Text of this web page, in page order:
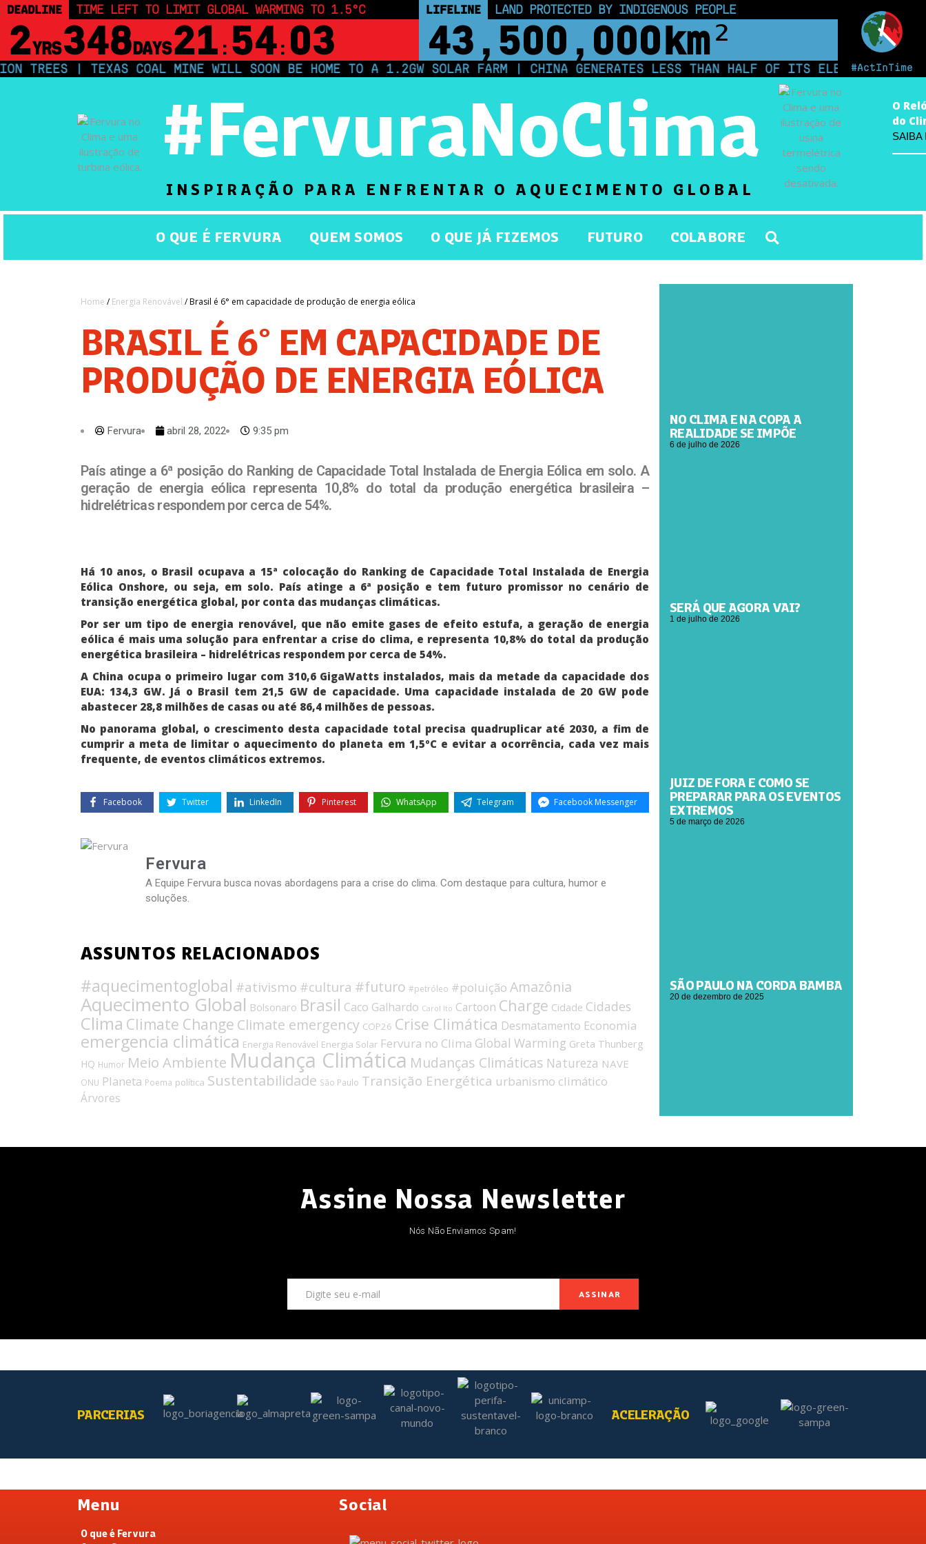
#ActInTime
DEADLINE TIME LEFT TO LIMIT GLOBAL WARMING TO 1.5°C
2YRS348DAYS21 : 54 : 03
LIFELINE LAND PROTECTED BY INDIGENOUS PEOPLE
43,500,000km²
| TEXAS COAL MINE WILL SOON BE HOME TO A 1.2GW SOLAR FARM | CHINA GENERATES LESS THAN HALF OF ITS ELECTRICITY
#FervuraNoClima
INSPIRAÇÃO PARA ENFRENTAR O AQUECIMENTO GLOBAL
O
do
SAIBA
O QUE É FERVURA QUEM SOMOS O QUE JÁ FIZEMOS FUTURO COLABORE
Home /Energia Renovável / Brasil é 6° em capacidade de produção de energia eólica
BRASIL É 6° EM CAPACIDADE DE
PRODUÇÃO DE ENERGIA EÓLICA
Fervura abril 28, 2022 9:35 pm
País atinge a 6ª posição do Ranking de Capacidade Total Instalada de Energia Eólica em solo. A
geração de energia eólica representa 10,8% do total da produção energética brasileira –
hidrelétricas respondem por cerca de 54%.
Há 10 anos, o Brasil ocupava a 15ª colocação do Ranking de Capacidade Total Instalada de Energia
Eólica Onshore, ou seja, em solo. País atinge a 6ª posição e tem futuro promissor no cenário de
transição energética global, por conta das mudanças climáticas.
Por ser um tipo de energia renovável, que não emite gases de efeito estufa, a geração de energia
eólica é mais uma solução para enfrentar a crise do clima, e representa 10,8% do total da produção
energética brasileira – hidrelétricas respondem por cerca de 54%.
A China ocupa o primeiro lugar com 310,6 GigaWatts instalados, mais da metade da capacidade dos
EUA: 134,3 GW. Já o Brasil tem 21,5 GW de capacidade. Uma capacidade instalada de 20 GW pode
abastecer 28,8 milhões de casas ou até 86,4 milhões de pessoas.
No panorama global, o crescimento desta capacidade total precisa quadruplicar até 2030, a fim de
cumprir a meta de limitar o aquecimento do planeta em 1,5ºC e evitar a ocorrência, cada vez mais
frequente, de eventos climáticos extremos.
Facebook Twitter LinkedIn Pinterest WhatsApp Telegram Facebook Messenger
Fervura
A Equipe Fervura busca novas abordagens para a crise do clima. Com destaque para cultura, humor e
soluções.
ASSUNTOS RELACIONADOS
#aquecimentoglobal #ativismo #cultura #futuro #petróleo #poluição Amazônia
Aquecimento Global Bolsonaro Brasil Caco Galhardo Carol Ito Cartoon Charge Cidade Cidades
Clima Climate Change Climate emergency COP26 Crise Climática Desmatamento Economia
emergencia climática Energia Renovável Energia Solar Fervura no Clima Global Warming Greta Thunberg
HQ Humor Meio Ambiente Mudança Climática Mudanças Climáticas Natureza NAVE
ONU Planeta Poema política Sustentabilidade São Paulo Transição Energética urbanismo climático
Árvores
NO CLIMA E NA COPA A
REALIDADE SE IMPÕE
6 de julho de 2026
SERÁ QUE AGORA VAI?
1 de julho de 2026
JUIZ DE FORA E COMO SE
PREPARAR PARA OS EVENTOS
EXTREMOS
5 de março de 2026
SÃO PAULO NA CORDA BAMBA
20 de dezembro de 2025
Assine Nossa Newsletter
Nós Não Enviamos Spam!
ASSINAR
PARCERIAS ACELERAÇÃO
Menu
O que é Fervura
Social